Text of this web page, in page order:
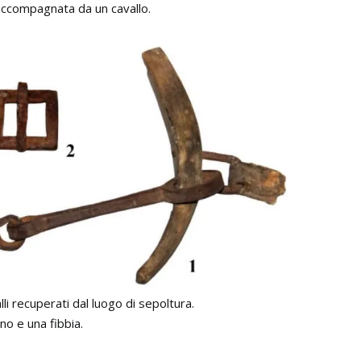
da un cavallo.
recuperati dal luogo di sepoltura.
e una fibbia.